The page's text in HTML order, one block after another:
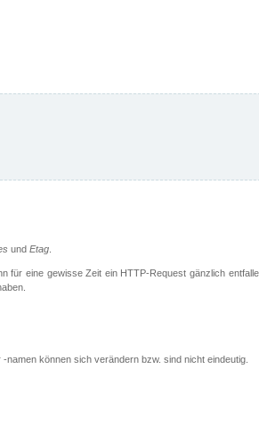
und Etag.
für eine gewisse Zeit ein HTTP-Request gänzlich
können sich verändern bzw. sind nicht eindeutig.